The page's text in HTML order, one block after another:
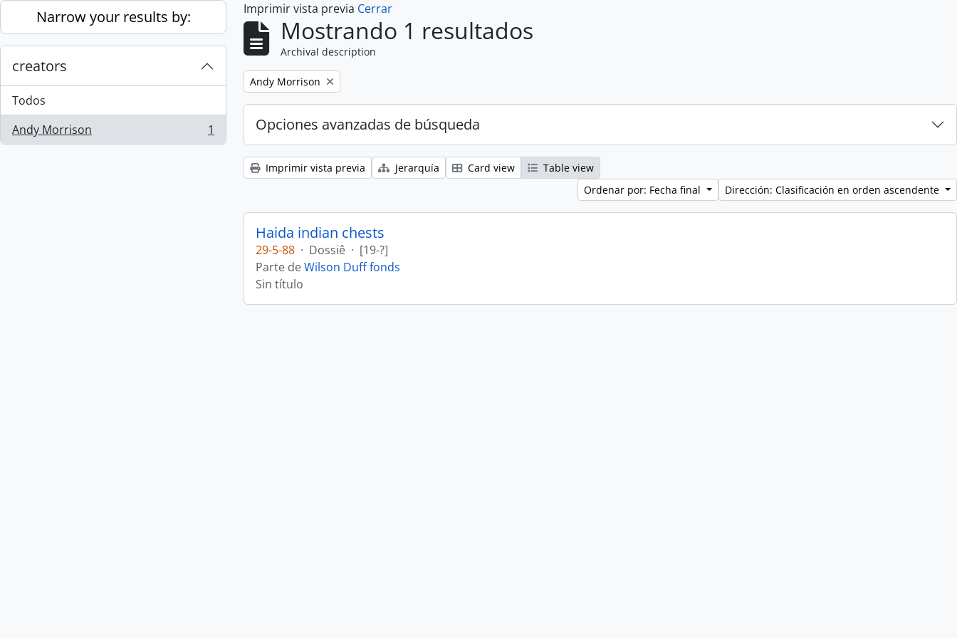
Skip to main content
Narrow your results by:
creators
Todos
Andy Morrison
, 1 resultados 1
Imprimir vista previa Cerrar
Mostrando 1 resultados
Archival description
Remove filter:
Andy Morrison
Opciones avanzadas de búsqueda
Imprimir vista previa Jerarquía Card view
Table view
Ordenar por: Fecha final
Dirección: Clasificación en orden ascendente
Haida indian chests
29-5-88 · Dossiê · [19-?]
Parte deWilson Duff fonds
Sin título